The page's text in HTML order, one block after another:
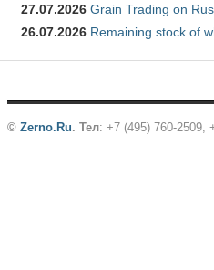
27.07.2026 Grain Trading on
26.07.2026 Remaining stock of
© Zerno.Ru. Тел: +7 (495) 760-2509,